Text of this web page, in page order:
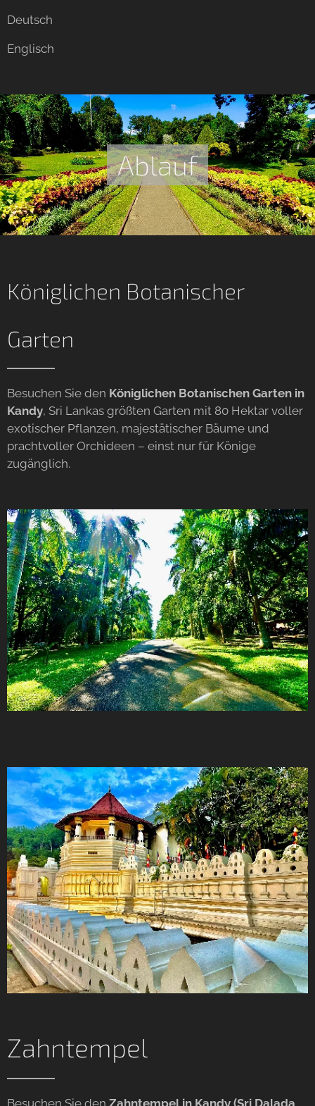
Deutsch
Englisch
Ablauf
Königlichen Botanischer
Garten
Besuchen Sie den Königlichen Botanischen Garten in
Kandy, Sri Lankas größten Garten mit 80 Hektar voller
exotischer Pflanzen, majestätischer Bäume und
prachtvoller Orchideen – einst nur für Könige
zugänglich.
Zahntempel
Besuchen Sie den Zahntempel in Kandy (Sri Dalada